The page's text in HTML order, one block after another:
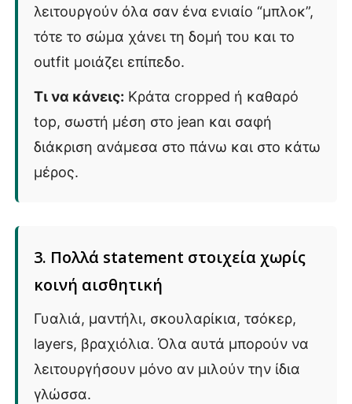
λειτουργούν όλα σαν ένα ενιαίο “μπλοκ”,
τότε το σώμα χάνει τη δομή του και το
outfit μοιάζει επίπεδο.
Τι να κάνεις: Κράτα cropped ή καθαρό
top, σωστή μέση στο jean και σαφή
διάκριση ανάμεσα στο πάνω και στο κάτω
μέρος.
3. Πολλά statement στοιχεία χωρίς
κοινή αισθητική
Γυαλιά, μαντήλι, σκουλαρίκια, τσόκερ,
layers, βραχιόλια. Όλα αυτά μπορούν να
λειτουργήσουν μόνο αν μιλούν την ίδια
γλώσσα.